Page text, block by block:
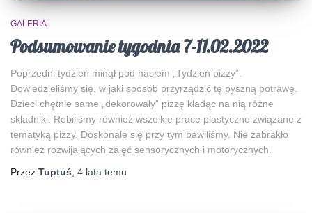
GALERIA
Podsumowanie tygodnia 7-11.02.2022
Poprzedni tydzień minął pod hasłem „Tydzień pizzy”.
Dowiedzieliśmy się, w jaki sposób przyrządzić tę pyszną potrawę.
Dzieci chętnie same „dekorowały” pizzę kładąc na nią różne
składniki. Robiliśmy również wszelkie prace plastyczne związane z
tematyką pizzy. Doskonale się przy tym bawiliśmy. Nie zabrakło
również rozwijających zajęć sensorycznych i motorycznych.
Przez Tuptuś 4 lata temu